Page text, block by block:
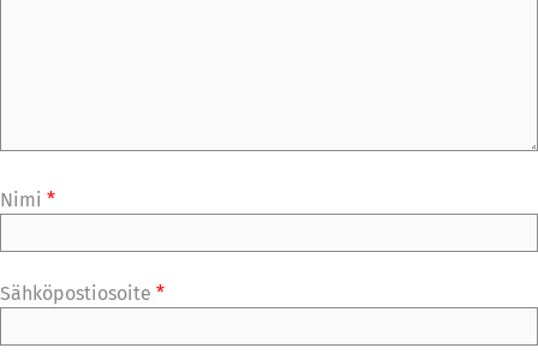
Nimi *
Sähköpostiosoite *